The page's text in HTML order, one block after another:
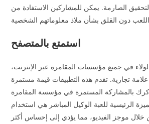
التحقيق الصارمة. يمكن للمشاركين الاستفادة من
استمتع بالمتصفح
في جميع مؤسسات المقامرة عبر الإنترنت،
تجارية. تقدم هذه التطبيقات قيمة مستمرة
بالمشاركة المستمرة في مؤسسة المقامرة
الرئيسية للعبة الوكيل المباشر هي استخدام
خلال موجز الفيديو، مما يؤدي إلى إحساس أكثر